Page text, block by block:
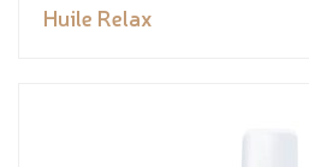
Huile Relax